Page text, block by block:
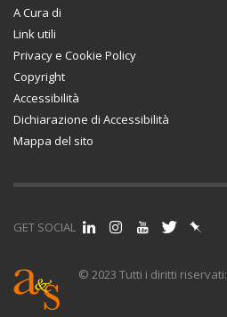
A Cura di
Link utili
Privacy e Cookie Policy
Copyright
Accessibilità
Dichiarazione di Accessibilità
Mappa del sito
GET SOCIAL
© 2023 Tutti i diritti riservati: